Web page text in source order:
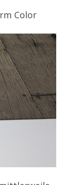
Color